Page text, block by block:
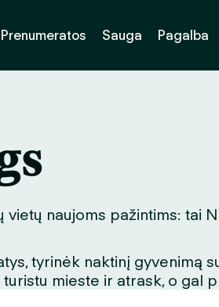
Prenumeratos Sauga Pagalba
naujoms pažintims: tai
tyrinėk naktinį gyvenimą
mieste ir atrask, o gal